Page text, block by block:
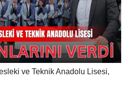
ve Teknik Anadolu Lisesi,